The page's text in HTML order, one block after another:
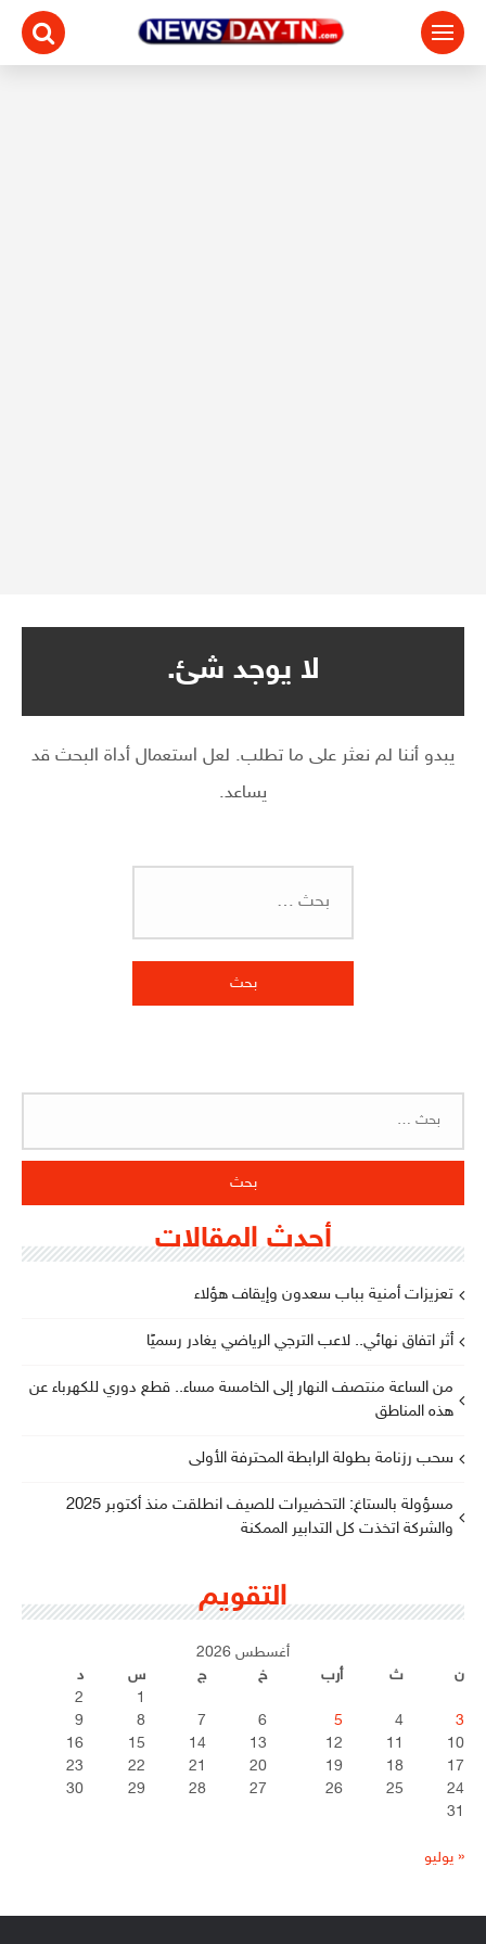
لا يوجد شئ.
يبدو أننا لم نعثر على ما تطلب. لعل استعمال أداة البحث قد
يساعد.
أحدث المقالات
تعزيزات أمنية بباب سعدون وإيقاف هؤلاء
أثر اتفاق نهائي.. لاعب الترجي الرياضي يغادر رسميًا
من الساعة منتصف النهار إلى الخامسة مساء.. قطع دوري للكهرباء عن
هذه المناطق
سحب رزنامة بطولة الرابطة المحترفة الأولى
مسؤولة بالستاغ: التحضيرات للصيف انطلقت منذ أكتوبر 2025
والشركة اتخذت كل التدابير الممكنة
التقويم
أغسطس 2026
ن
ث أرب خ ج س
د
1
2
3
4
5
6
7
8
9
10
11
12
13
14
15
16
17
18
19
20
21
22
23
24
25
26
27
28
29
30
31
« يوليو